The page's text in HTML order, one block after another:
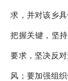
求，并对该乡
把握关键，坚
要求，坚决反
风；要加强组